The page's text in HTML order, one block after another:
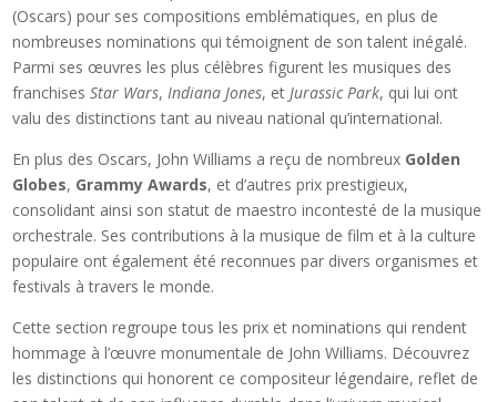
(Oscars) pour ses compositions emblématiques, en plus de
nombreuses nominations qui témoignent de son talent inégalé.
Parmi ses œuvres les plus célèbres figurent les musiques des
franchisesStar Wars,Indiana Jones, etJurassic Park, qui lui ont
valu des distinctions tant au niveau national qu’international.
En plus des Oscars, John Williams a reçu de nombreux Golden
Globes, Grammy Awards, et d’autres prix prestigieux,
consolidant ainsi son statut de maestro incontesté de la musique
orchestrale. Ses contributions à la musique de film et à la culture
populaire ont également été reconnues par divers organismes et
festivals à travers le monde.
Cette section regroupe tous les prix et nominations qui rendent
hommage à l’œuvre monumentale de John Williams. Découvrez
les distinctions qui honorent ce compositeur légendaire, reflet de